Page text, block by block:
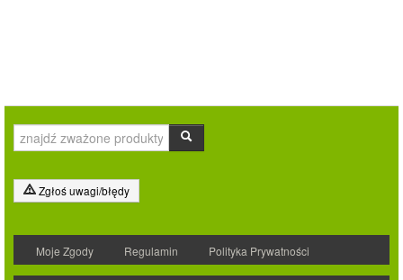
Zgłoś uwagi/błędy
Moje Zgody Regulamin Polityka Prywatności